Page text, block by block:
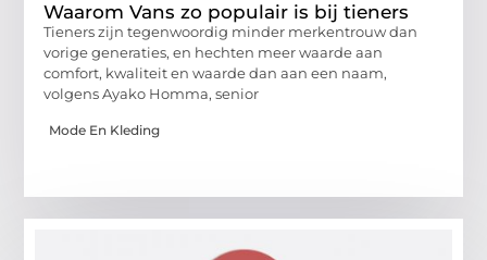
Waarom Vans zo populair is bij tieners
Tieners zijn tegenwoordig minder merkentrouw dan
vorige generaties, en hechten meer waarde aan
comfort, kwaliteit en waarde dan aan een naam,
volgens Ayako Homma, senior
Mode En Kleding